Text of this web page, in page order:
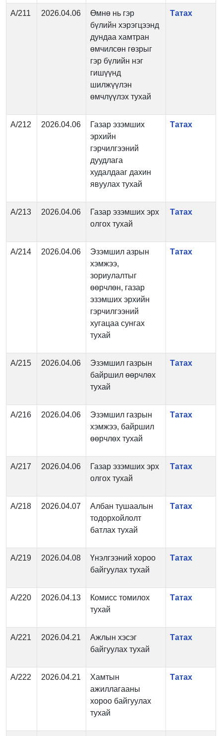
А/211 2026.04.06
Өмнө нь гэр
бүлийн хэрэгцээнд
дундаа хамтран
өмчилсөн гөзрыг
гэр бүлийн нэг
гишүүнд
шилжүүлэн
өмчлүүлэх тухай
Татах
А/212 2026.04.06
Газар эзэмших
эрхийн
гэрчилгээний
дуудлага
худалдааг дахин
явуулах тухай
Татах
А/213 2026.04.06
Газар эзэмших эрх
олгох тухай
Татах
А/214 2026.04.06
Эзэмшил азрын
хэмжээ,
зориулалтыг
өөрчлөн, газар
эзэмших эрхийн
гэрчилгээний
хугацаа сунгах
тухай
Татах
А/215 2026.04.06
Эзэмшил газрын
байршил өөрчлөх
тухай
Татах
А/216 2026.04.06
Эзэмшил газрын
хэмжээ, байршил
өөрчлөх тухай
Татах
А/217 2026.04.06
Газар эзэмших эрх
олгох тухай
Татах
А/218 2026.04.07
Албан тушаалын
тодорхойлолт
батлах тухай
Татах
А/219 2026.04.08
Үнэлгээний хороо
байгуулах тухай
Татах
А/220 2026.04.13
Комисс томилох
тухай
Татах
А/221 2026.04.21
Ажлын хэсэг
байгуулах тухай
Татах
А/222 2026.04.21
Хамтын
ажиллагааны
хороо байгуулах
тухай
Татах